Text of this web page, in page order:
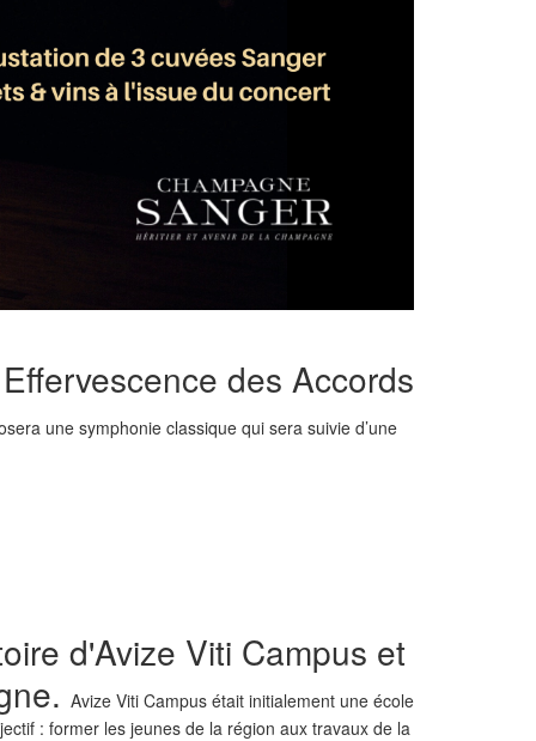
des Accords
une symphonie classique qui sera suivie d’une
d'Avize Viti Campus et
Avize Viti Campus était initialement une école
: former les jeunes de la région aux travaux de la